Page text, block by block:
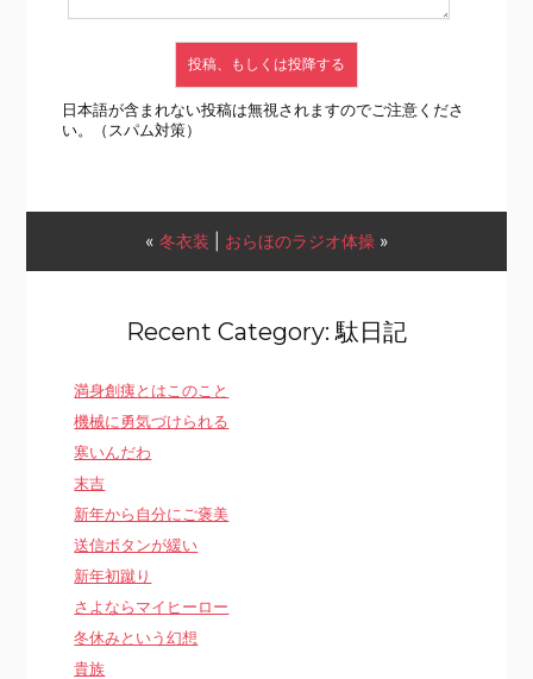
日本語が含まれない投稿は無視されますのでご注意くださ
い。（スパム対策）
« 冬衣装 おらほのラジオ体操»
Recent Category: 駄日記
満身創痍とはこのこと
機械に勇気づけられる
寒いんだわ
末吉
新年から自分にご褒美
送信ボタンが緩い
新年初蹴り
さよならマイヒーロー
冬休みという幻想
貴族